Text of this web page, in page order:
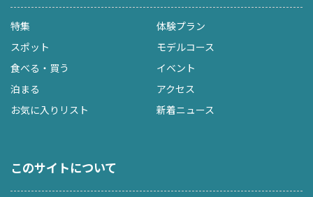
特集
体験プラン
スポット
モデルコース
食べる・買う
イベント
泊まる
アクセス
お気に入りリスト
新着ニュース
このサイトについて